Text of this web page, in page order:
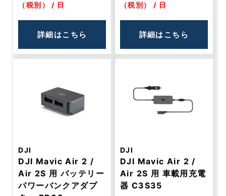
（税別） / 日
詳細はこちら
（税別） / 日
詳細はこちら
DJI
DJI Mavic Air 2 /
Air 2S 用 バッテリー
パワーバンクアダプ
DJI
DJI Mavic Air 2 /
Air 2S 用 車載用充電
器 C3S35